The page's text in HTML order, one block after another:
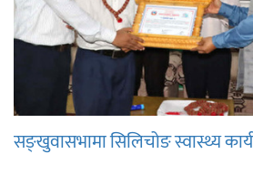
सङ्खुवासभामा सिलिचोङ स्वास्थ्य